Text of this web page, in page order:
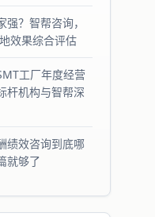
？智帮咨询，
效果综合评估
工厂年度经营
杆机构与智帮深
绩效咨询到底哪
就够了